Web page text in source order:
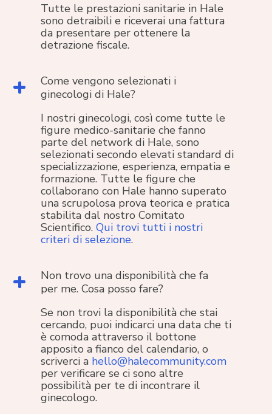
Tutte le prestazioni sanitarie in Hale
sono detraibili e riceverai una fattura
da presentare per ottenere la
detrazione fiscale.
Come vengono selezionati i
ginecologi di Hale?
I nostri ginecologi, così come tutte le
figure medico-sanitarie che fanno
parte del network di Hale, sono
selezionati secondo elevati standard di
specializzazione, esperienza, empatia e
formazione. Tutte le figure che
collaborano con Hale hanno superato
una scrupolosa prova teorica e pratica
stabilita dal nostro Comitato
Scientifico.Qui trovi tutti i nostri
criteri di selezione.
Non trovo una disponibilità che fa
per me. Cosa posso fare?
Se non trovi la disponibilità che stai
cercando, puoi indicarci una data che ti
è comoda attraverso il bottone
apposito a fianco del calendario, o
scriverci a hello@halecommunity.com
per verificare se ci sono altre
possibilità per te di incontrare il
ginecologo.